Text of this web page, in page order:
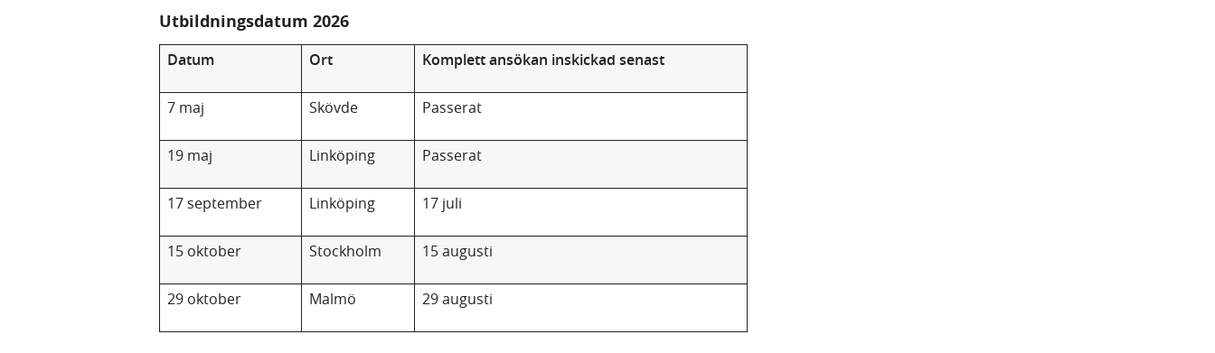
Utbildningsdatum 2026
Datum Ort Komplett ansökan inskickad senast
7 maj Skövde Passerat
19 maj Linköping Passerat
17 september Linköping 17 juli
15 oktober Stockholm 15 augusti
29 oktober Malmö 29 augusti